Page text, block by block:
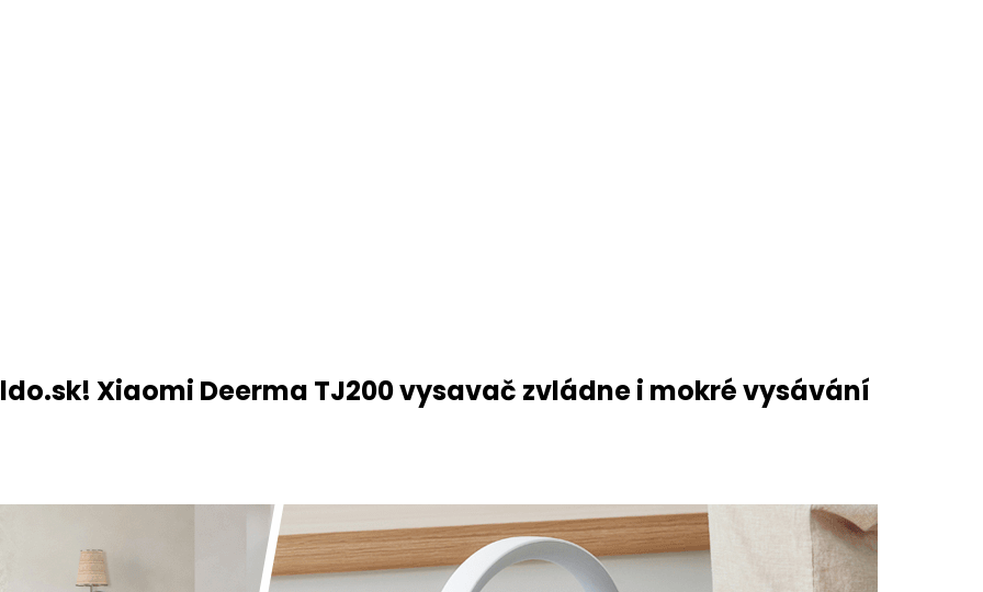
Xiaomi Deerma TJ200 vysavač zvládne i mokré vysávání